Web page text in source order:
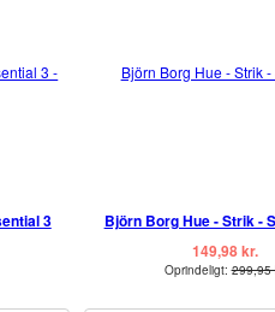
3
Björn Borg Hue - Strik -
149,98 kr.
Oprindeligt:299,95